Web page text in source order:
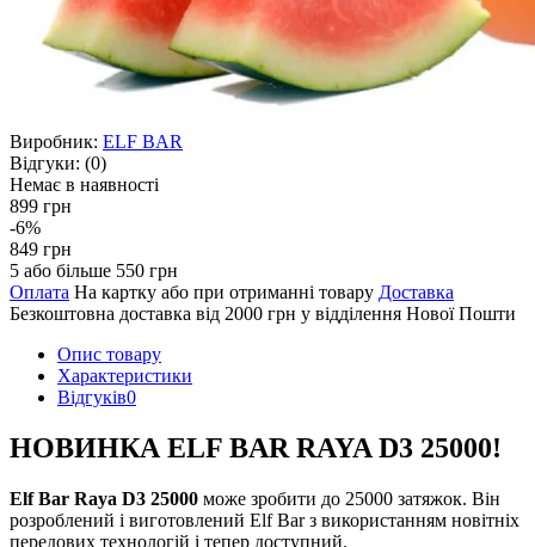
Виробник: ELF BAR
Відгуки: (0)
Немає в наявності
899 грн
-6%
849 грн
5 або більше 550 грн
Оплата На картку або при отриманні товару Доставка
Безкоштовна доставка від 2000 грн у відділення Нової Пошти
Опис товару
Характеристики
Відгуків0
НОВИНКА ELF BAR RAYA D3 25000!
Elf Bar Raya D3 25000 може зробити до 25000 затяжок. Він
розроблений і виготовлений Elf Bar з використанням новітніх
передових технологій і тепер доступний.